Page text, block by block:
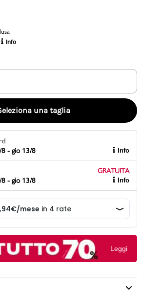
Info
una taglia
- gio 13/8 Info
GRATUITA
- gio 13/8 Info
Leggi